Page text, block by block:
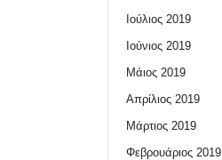
Ιούλιος 2019
Ιούνιος 2019
Μάιος 2019
Απρίλιος 2019
Μάρτιος 2019
Φεβρουάριος 2019